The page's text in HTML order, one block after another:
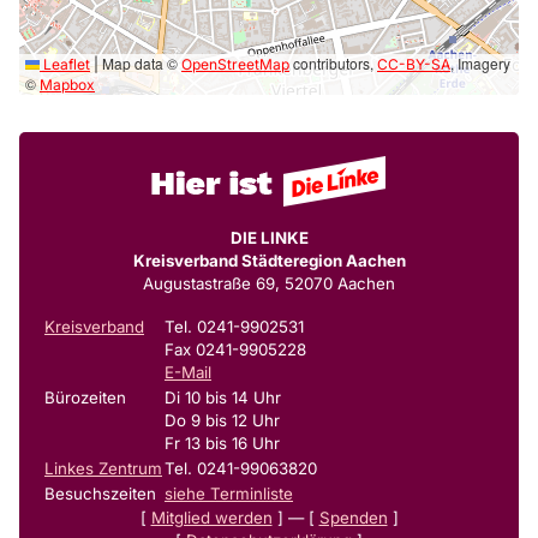
Leaflet |Map data © OpenStreetMap contributors, CC-BY-SA, Imagery
©Mapbox
DIE LINKE
Kreisverband Städteregion Aachen
Augustastraße 69, 52070 Aachen
Kreisverband
Tel. 0241-9902531
Fax 0241-9905228
E-Mail
Bürozeiten
Di 10 bis 14 Uhr
Do 9 bis 12 Uhr
Fr 13 bis 16 Uhr
Linkes ZentrumTel. 0241-99063820
Besuchszeiten siehe Terminliste
[ Mitglied werden ] — [ Spenden ]